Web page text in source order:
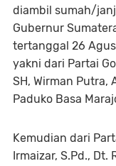
diambil sumah/
Gubernur
tertanggal 26
yakni dari Partai
SH, Wirman Putra,
Paduko Basa
Kemudian dari
Irmaizar, S.Pd., Dt.